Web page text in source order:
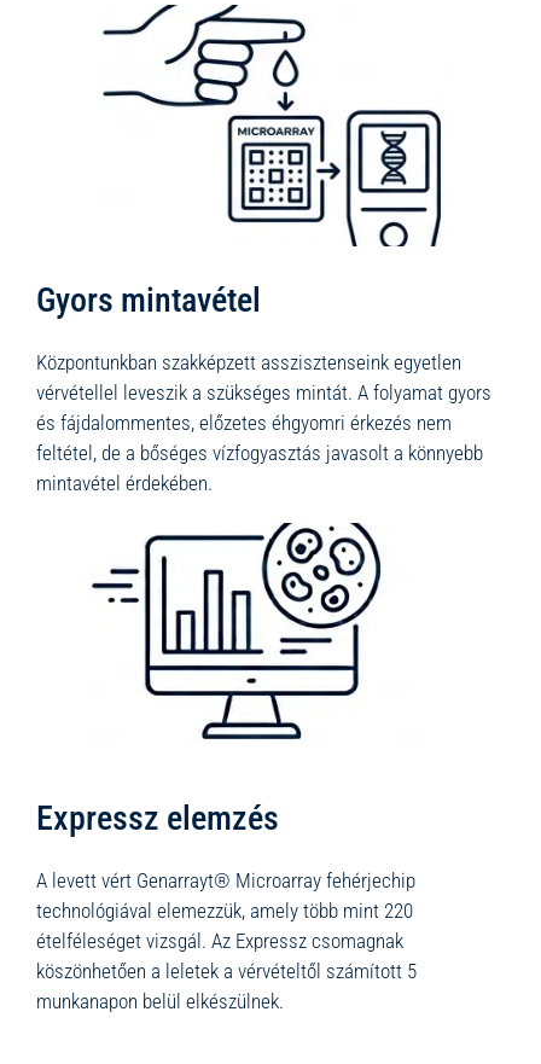
Gyors mintavétel
Központunkban szakképzett asszisztenseink egyetlen
vérvétellel leveszik a szükséges mintát. A folyamat gyors
és fájdalommentes, előzetes éhgyomri érkezés nem
feltétel, de a bőséges vízfogyasztás javasolt a könnyebb
mintavétel érdekében.
Expressz elemzés
A levett vért Genarrayt® Microarray fehérjechip
technológiával elemezzük, amely több mint 220
ételféleséget vizsgál. Az Expressz csomagnak
köszönhetően a leletek a vérvételtől számított 5
munkanapon belül elkészülnek.